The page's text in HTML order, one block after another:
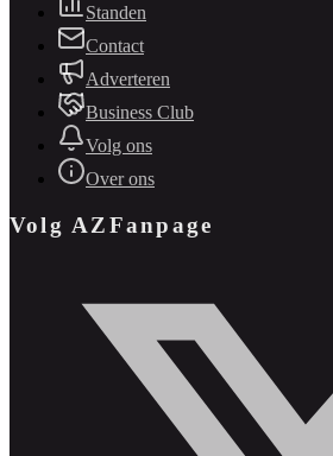
Standen
Contact
Adverteren
Business Club
Volg ons
Over ons
Volg AZFanpage